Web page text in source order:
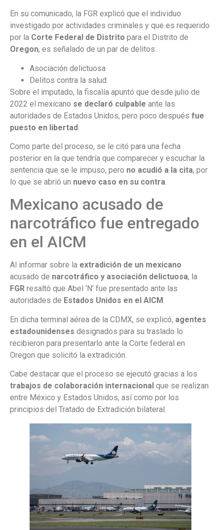
En su comunicado, la FGR explicó que el individuo
investigado por actividades criminales y que es requerido
por la Corte Federal de Distrito para el Distrito de
Oregon, es señalado de un par de delitos:
Asociación delictuosa
Delitos contra la salud
Sobre el imputado, la fiscalía apuntó que desde julio de
2022 el mexicano se declaró culpable ante las
autoridades de Estados Unidos, pero poco después fue
puesto en libertad
Como parte del proceso, se le citó para una fecha
posterior en la que tendría que comparecer y escuchar la
sentencia que se le impuso, pero no acudió a la cita, por
lo que se abrió un nuevo caso en su contra.
Mexicano acusado de
narcotráfico fue entregado
en el AICM
Al informar sobre la extradición de un mexicano
acusado de narcotráfico y asociación delictuosa, la
FGR resaltó que Abel ‘N’ fue presentado ante las
autoridades de Estados Unidos en el AICM.
En dicha terminal aérea de la CDMX, se explicó, agentes
estadounidenses designados para su traslado lo
recibieron para presentarlo ante la Corte federal en
Oregon que solicitó la extradición.
Cabe destacar que el proceso se ejecutó gracias a los
trabajos de colaboración internacional que se realizan
entre México y Estados Unidos, así como por los
principios del Tratado de Extradición bilateral.